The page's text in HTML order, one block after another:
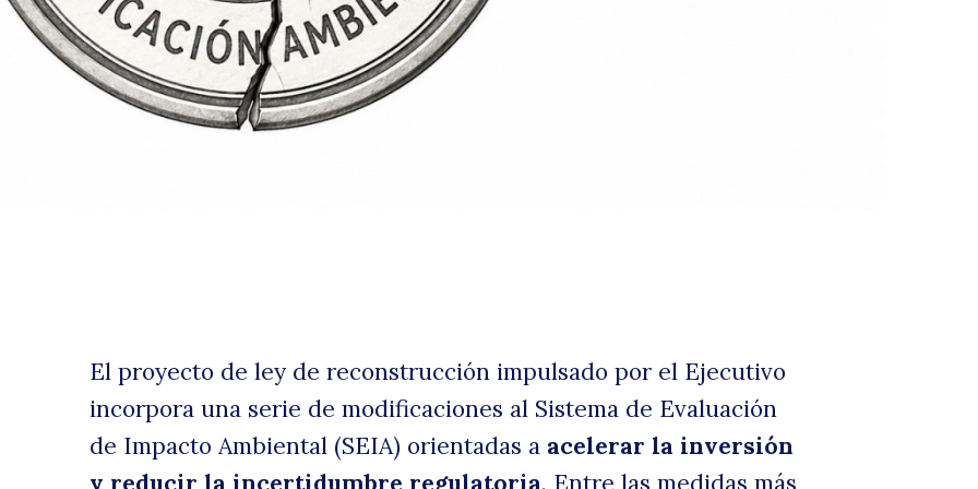
del
El proyecto de ley de reconstrucción impulsado por el Ejecutivo
incorpora una serie de modificaciones al Sistema de Evaluación
de Impacto Ambiental (SEIA) orientadas a acelerar la inversión
y reducir la incertidumbre regulatoria. Entre las medidas más